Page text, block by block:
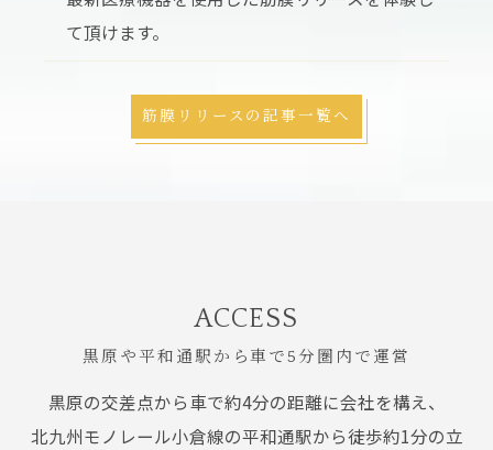
て頂けます。
筋膜リリースの記事一覧へ
黒原や平和通駅から車で5分圏内で運営
ACCESS
黒原の交差点から車で約4分の距離に会社を構え、
北九州モノレール小倉線の平和通駅から徒歩約1分の立